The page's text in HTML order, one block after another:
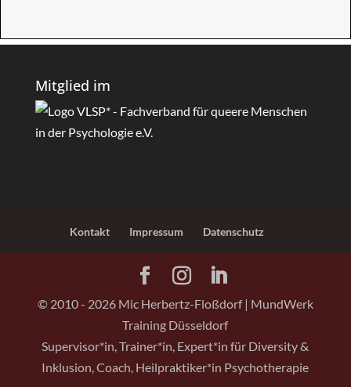
Mitglied im
Kontakt Impressum Datenschutz
© 2010 - 2026Mic Herbertz-Floßdorf | MundWerk
Training Düsseldorf
Supervisor*in, Trainer*in, Expert*in für Diversity &
Inklusion, Coach, Heilpraktiker*in Psychotherapie